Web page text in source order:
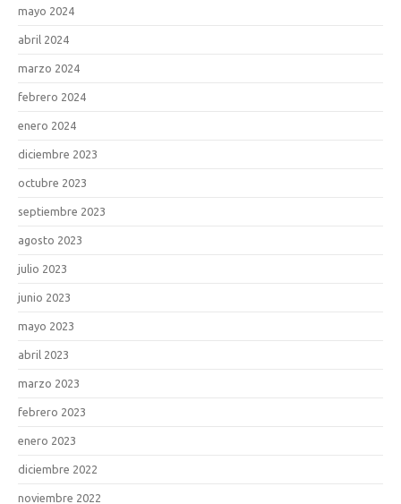
mayo 2024
abril 2024
marzo 2024
febrero 2024
enero 2024
diciembre 2023
octubre 2023
septiembre 2023
agosto 2023
julio 2023
junio 2023
mayo 2023
abril 2023
marzo 2023
febrero 2023
enero 2023
diciembre 2022
noviembre 2022